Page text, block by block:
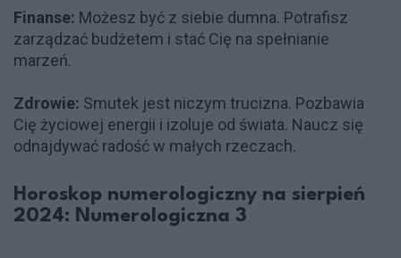
Finanse: Możesz być z siebie dumna. Potrafisz
zarządzać budżetem i stać Cię na spełnianie
marzeń.
Zdrowie: Smutek jest niczym trucizna. Pozbawia
Cię życiowej energii i izoluje od świata. Naucz się
odnajdywać radość w małych rzeczach.
Horoskop numerologiczny na sierpień
2024: Numerologiczna 3